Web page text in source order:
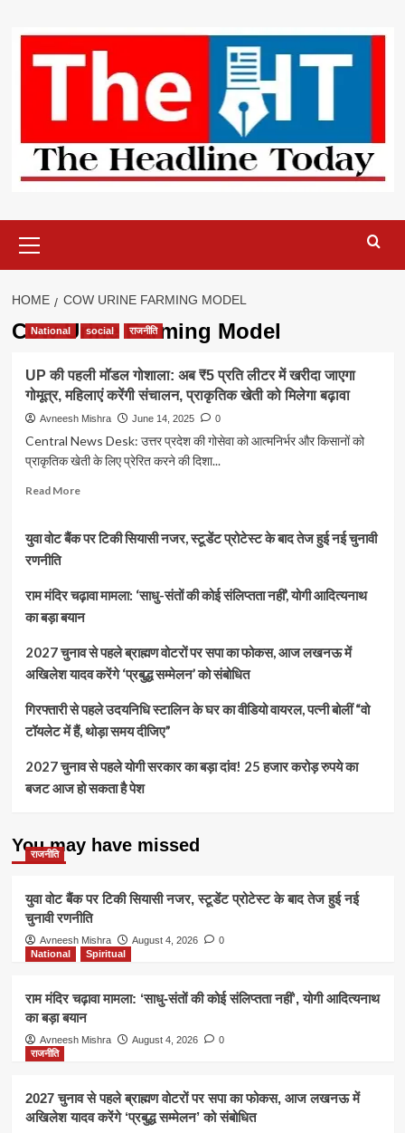
content
Menu
HOME COW URINE FARMING MODEL
Cow Urine Farming Model
National social राजनीति
UP की पहली मॉडल गोशाला: अब ₹5 प्रति लीटर में खरीदा जाएगा
गोमूत्र, महिलाएं करेंगी संचालन, प्राकृतिक खेती को मिलेगा बढ़ावा
Avneesh Mishra June 14, 2025 0
Central News Desk: उत्तर प्रदेश की गोसेवा को आत्मनिर्भर और किसानों को
प्राकृतिक खेती के लिए प्रेरित करने की दिशा...
Read MoreRead
UP
मॉडल
गोशाला:
अब
प्रति
लीटर
खरीदा
जाएगा
महिलाएं
करेंगी
संचालन,
को
युवा वोट बैंक पर टिकी सियासी नजर, स्टूडेंट प्रोटेस्ट के बाद तेज हुई नई चुनावी
रणनीति
राम मंदिर चढ़ावा मामला: ‘साधु-संतों की कोई संलिप्तता नहीं’, योगी आदित्यनाथ
का बड़ा बयान
2027 चुनाव से पहले ब्राह्मण वोटरों पर सपा का फोकस, आज लखनऊ में
अखिलेश यादव करेंगे ‘प्रबुद्ध सम्मेलन’ को संबोधित
गिरफ्तारी से पहले उदयनिधि स्टालिन के घर का वीडियो वायरल, पत्नी बोलीं “वो
टॉयलेट में हैं, थोड़ा समय दीजिए”
2027 चुनाव से पहले योगी सरकार का बड़ा दांव! 25 हजार करोड़ रुपये का
बजट आज हो सकता है पेश
You may have missed
राजनीति
युवा वोट बैंक पर टिकी सियासी नजर, स्टूडेंट प्रोटेस्ट के बाद तेज हुई नई
चुनावी रणनीति
Avneesh Mishra August 4, 2026
0
National
Spiritual
राम मंदिर चढ़ावा मामला: ‘साधु-संतों की कोई संलिप्तता नहीं’, योगी आदित्यनाथ
का बड़ा बयान
Avneesh Mishra August 4, 2026
0
राजनीति
2027 चुनाव से पहले ब्राह्मण वोटरों पर सपा का फोकस, आज लखनऊ में
अखिलेश यादव करेंगे ‘प्रबुद्ध सम्मेलन’ को संबोधित